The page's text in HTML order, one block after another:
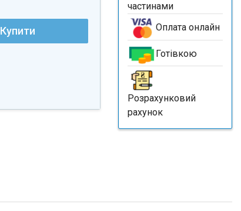
Купити
частинами
Оплата онлайн
Готівкою
Розрахунковий
рахунок